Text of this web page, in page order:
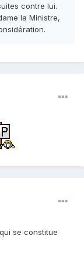
contre lui.
la Ministre,
se constitue